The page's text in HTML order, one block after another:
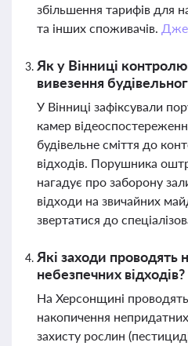
збільшення тарифів для
та інших споживачів.
Як у Вінниці
вивезення
У Вінниці зафіксували
камер
будівельне сміття до
відходів. Порушника
нагадує про заборону
відходи на звичайних
звертатися до
Які заходи
небезпечних відходів?
На Херсонщині
накопичення непридатних
захисту рослин